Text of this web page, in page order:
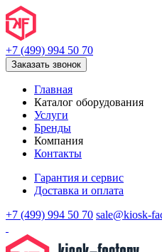
+7 (499) 994 50 70
Заказать звонок
Главная
Каталог оборудования
Услуги
Бренды
Компания
Контакты
Гарантия и сервис
Доставка и оплата
+7 (499) 994 50 70 sale@kiosk-